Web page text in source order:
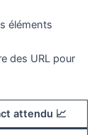
éléments
des URL pour
attendu 📈